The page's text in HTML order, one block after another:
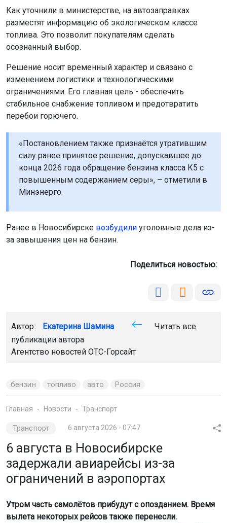
Как уточнили в министерстве, на автозаправках
разместят информацию об экологическом классе
топлива. Это позволит покупателям сделать
осознанный выбор.
Решение носит временный характер и связано с
изменением логистики и технологическими
ограничениями. Его главная цель - обеспечить
стабильное снабжение топливом и предотвратить
перебои горючего.
«Постановлением также признаётся утратившим
силу ранее принятое решение, допускавшее до
конца 2026 года обращение бензина класса К5 с
повышенным содержанием серы», – отметили в
Минэнерго.
Ранее в Новосибирске возбудили уголовные дела из-
за завышения цен на бензин.
Поделиться новостью:
Автор: Екатерина Шамина
Читать все
публикации автора
Агентство новостей ОТС-Горсайт
бензин топливо авто Россия
Главная Новости Транспорт
Транспорт 6 августа 2026 - 07:47
6 августа в Новосибирске
задержали авиарейсы из-за
ограничений в аэропортах
Утром часть самолётов прибудут с опозданием. Время
вылета некоторых рейсов также перенесли.